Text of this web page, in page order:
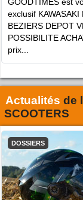
exclusif
BEZIERS DEPOT
POSSIBILITE
prix...
Actualités de
SCOOTERS
DOSSIERS